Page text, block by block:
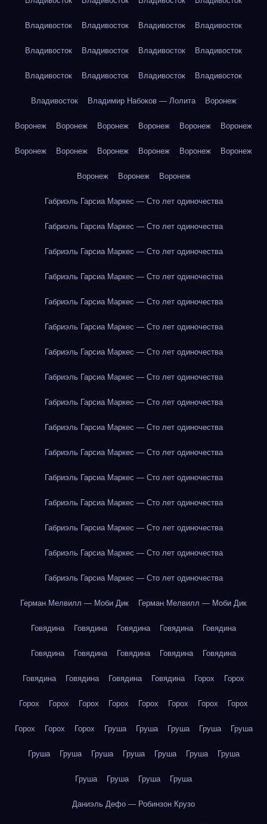
Владивосток Владивосток Владивосток Владивосток
Владивосток Владивосток Владивосток Владивосток
Владивосток Владивосток Владивосток Владивосток
Владивосток Владимир Набоков — Лолита Воронеж
Воронеж Воронеж Воронеж Воронеж Воронеж Воронеж
Воронеж Воронеж Воронеж Воронеж Воронеж Воронеж
Воронеж Воронеж Воронеж
Габриэль Гарсиа Маркес — Сто лет одиночества
Габриэль Гарсиа Маркес — Сто лет одиночества
Габриэль Гарсиа Маркес — Сто лет одиночества
Габриэль Гарсиа Маркес — Сто лет одиночества
Габриэль Гарсиа Маркес — Сто лет одиночества
Габриэль Гарсиа Маркес — Сто лет одиночества
Габриэль Гарсиа Маркес — Сто лет одиночества
Габриэль Гарсиа Маркес — Сто лет одиночества
Габриэль Гарсиа Маркес — Сто лет одиночества
Габриэль Гарсиа Маркес — Сто лет одиночества
Габриэль Гарсиа Маркес — Сто лет одиночества
Габриэль Гарсиа Маркес — Сто лет одиночества
Габриэль Гарсиа Маркес — Сто лет одиночества
Габриэль Гарсиа Маркес — Сто лет одиночества
Габриэль Гарсиа Маркес — Сто лет одиночества
Габриэль Гарсиа Маркес — Сто лет одиночества
Герман Мелвилл — Моби Дик Герман Мелвилл — Моби Дик
Говядина Говядина Говядина Говядина Говядина
Говядина Говядина Говядина Говядина Говядина
Говядина Говядина Говядина Говядина Горох Горох
Горох Горох Горох Горох Горох Горох Горох Горох
Горох Горох Горох Груша Груша Груша Груша Груша
Груша Груша Груша Груша Груша Груша Груша
Груша Груша Груша Груша
Даниэль Дефо — Робинзон Крузо